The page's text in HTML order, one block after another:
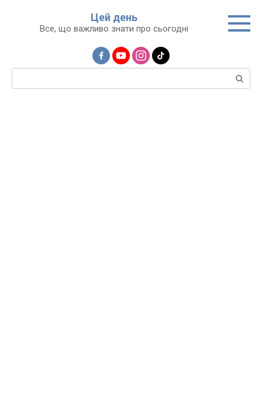
Цей день
Все, що важливо знати про сьогодні
Пошук: